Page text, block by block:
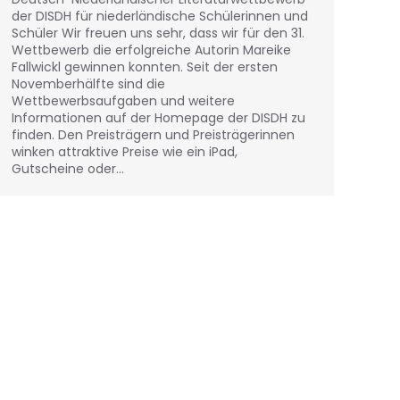
der DISDH für niederländische Schülerinnen und
Schüler Wir freuen uns sehr, dass wir für den 31.
Wettbewerb die erfolgreiche Autorin Mareike
Fallwickl gewinnen konnten. Seit der ersten
Novemberhälfte sind die
Wettbewerbsaufgaben und weitere
Informationen auf der Homepage der DISDH zu
finden. Den Preisträgern und Preisträgerinnen
winken attraktive Preise wie ein iPad,
Gutscheine oder…